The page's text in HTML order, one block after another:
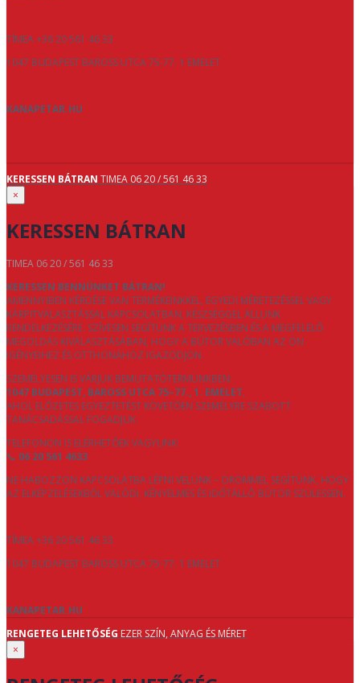
TÍMEA +36 20 561 46 33
1047 BUDAPEST BAROSS UTCA 75-77. 1 EMELET
KANAPETAR.HU
KERESSEN BÁTRAN TIMEA 06 20 / 561 46 33
×
KERESSEN BÁTRAN
TIMEA 06 20 / 561 46 33
KERESSEN BENNÜNKET BÁTRAN!
AMENNYIBEN KÉRDÉSE VAN TERMÉKEINKKEL, EGYEDI MÉRETEZÉSSEL VAGY
KÁRPITVÁLASZTÁSSAL KAPCSOLATBAN, KÉSZSÉGGEL ÁLLUNK
RENDELKEZÉSÉRE. SZÍVESEN SEGÍTÜNK A TERVEZÉSBEN ÉS A MEGFELELŐ
MEGOLDÁS KIVÁLASZTÁSÁBAN, HOGY A BÚTOR VALÓBAN AZ ÖN
IGÉNYEIHEZ ÉS OTTHONÁHOZ IGAZODJON.
SZEMÉLYESEN IS VÁRJUK BEMUTATÓTERMÜNKBEN:
1047 BUDAPEST, BAROSS UTCA 75–77., 1. EMELET,
AHOL ELŐZETES EGYEZTETÉST KÖVETŐEN SZEMÉLYRE SZABOTT
TANÁCSADÁSSAL FOGADJUK.
TELEFONON IS ELÉRHETŐEK VAGYUNK:
📞 06 20 561 4633
NE HABOZZON KAPCSOLATBA LÉPNI VELÜNK – ÖRÖMMEL SEGÍTÜNK, HOGY
AZ ELKÉPZELÉSEKBŐL VALÓDI, KÉNYELMES ÉS IDŐTÁLLÓ BÚTOR SZÜLESSEN.
TÍMEA +36 20 561 46 33
1047 BUDAPEST BAROSS UTCA 75-77. 1 EMELET
KANAPETAR.HU
RENGETEG LEHETŐSÉG EZER SZÍN, ANYAG ÉS MÉRET
×